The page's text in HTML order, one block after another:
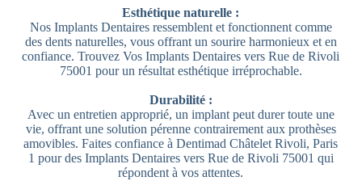
Esthétique naturelle :
Nos Implants Dentaires ressemblent et fonctionnent comme
des dents naturelles, vous offrant un sourire harmonieux et en
confiance. Trouvez Vos Implants Dentaires vers Rue de Rivoli
75001 pour un résultat esthétique irréprochable.
Durabilité :
Avec un entretien approprié, un implant peut durer toute une
vie, offrant une solution pérenne contrairement aux prothèses
amovibles. Faites confiance à Dentimad Châtelet Rivoli, Paris
1 pour des Implants Dentaires vers Rue de Rivoli 75001 qui
répondent à vos attentes.